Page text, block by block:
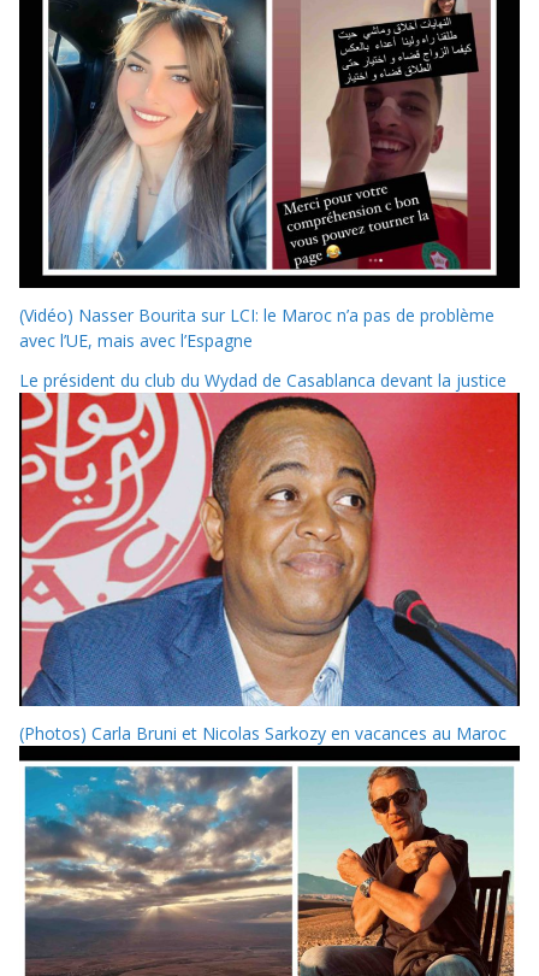
(Vidéo) Nasser Bourita sur LCI: le Maroc n’a pas de problème
avec l’UE, mais avec l’Espagne
Le président du club du Wydad de Casablanca devant la justice
(Photos) Carla Bruni et Nicolas Sarkozy en vacances au Maroc